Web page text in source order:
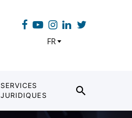
FR
SERVICES
JURIDIQUES